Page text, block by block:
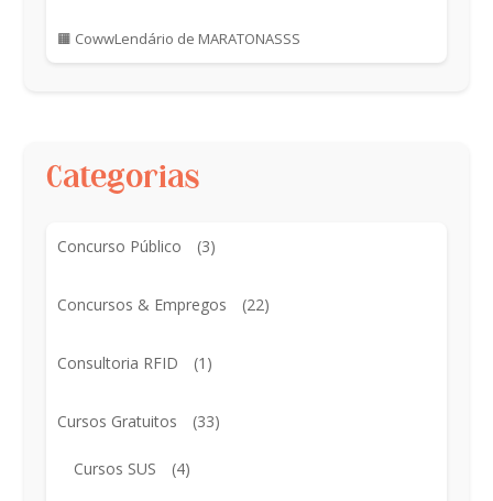
🟧 CowwLendário de MARATONASSS
Categorias
Concurso Público (3)
Concursos & Empregos (22)
Consultoria RFID (1)
Cursos Gratuitos (33)
Cursos SUS (4)